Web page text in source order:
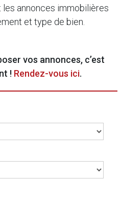
annonces immobilières
et type de bien.
vos annonces, c’est
! Rendez-vous ici.